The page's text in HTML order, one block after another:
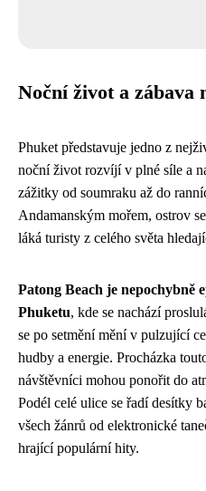
Noční život a zábava
Phuket představuje jedno z
noční život rozvíjí v plné síle a
zážitky od soumraku až do
Andamanským mořem, ostrov
láká turisty z celého světa
Patong Beach je nepochybně
Phuketu, kde se nachází
se po setmění mění v pulzující
hudby a energie. Procházka
návštěvníci mohou ponořit do
Podél celé ulice se řadí desítky
všech žánrů od elektronické
hrající populární hity.